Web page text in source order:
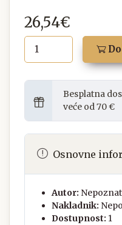
26,54€
Besplatna
veće od 70 €
Osnovne
Autor:
Nakladnik:
Dostupnost: 1